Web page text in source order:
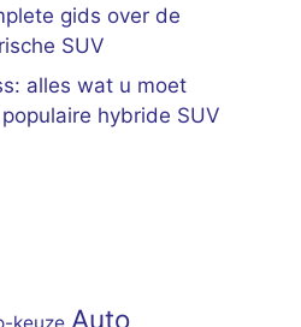
gids over de
SUV
alles wat u moet
hybride SUV
Auto